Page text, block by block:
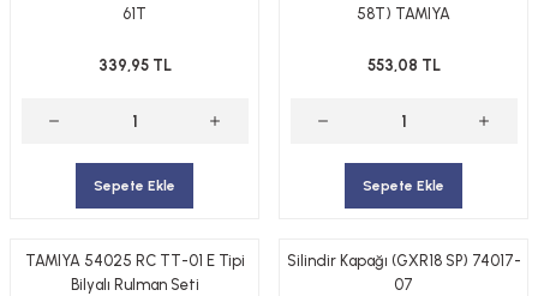
61T
339,95 TL
Sepete Ekle
58T) TAMIYA
553,08 TL
Sepete Ekle
TAMIYA 54025 RC TT-01 E Tipi
Bilyalı Rulman Seti
Silindir Kapağı (GXR18 SP) 74017-
07